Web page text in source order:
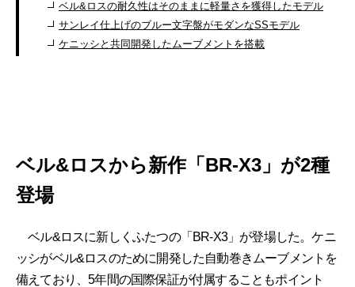
ベル&ロスの耐久性はそのままに軽量さを獲得したモデル
サンレイ仕上げのブルー文字盤がモダンなSSモデル
ケニッシと共同開発したムーブメントを搭載
ベル&ロスから新作「BR-X3」が2種
登場
ベル&ロスに新しくふたつの「BR-X3」が登場した。ケニ
ッシがベル&ロスのために開発した自動巻きムーブメントを
備えており、5年間の国際保証が付属することもポイント